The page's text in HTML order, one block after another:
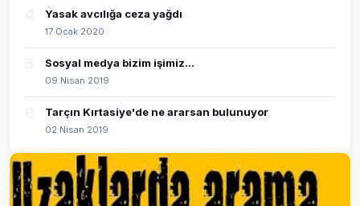
Yasak avcılığa ceza yağdı
17 Ocak 2020
Sosyal medya bizim işimiz...
09 Nisan 2019
Tarçın Kırtasiye'de ne ararsan bulunuyor
02 Nisan 2019